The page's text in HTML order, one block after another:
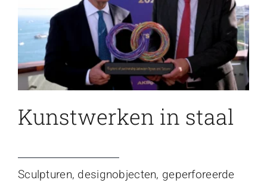
Kunstwerken in staal
Sculpturen, designobjecten, geperforeerde